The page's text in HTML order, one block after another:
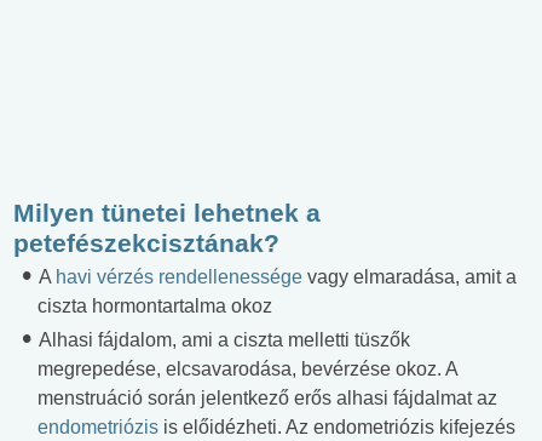
Milyen tünetei lehetnek a
petefészekcisztának?
A havi vérzés rendellenessége vagy elmaradása, amit a
ciszta hormontartalma okoz
Alhasi fájdalom, ami a ciszta melletti tüszők
megrepedése, elcsavarodása, bevérzése okoz. A
menstruáció során jelentkező erős alhasi fájdalmat az
endometriózis is előidézheti. Az endometriózis kifejezés